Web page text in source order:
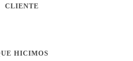
CLIENTE
HICIMOS